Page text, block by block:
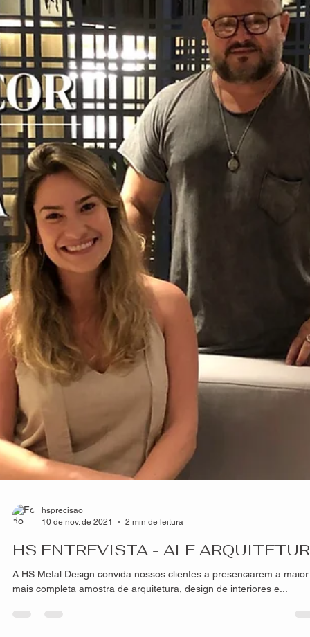
hsprecisao
18 de nov. de 2021
2 min de leitura
Portão e guarda corpo: Vantagens e
funções
Independente da beleza e a estética única dos produtos da HS
Design, a segurança é um fator extremamente importante em
nossos...